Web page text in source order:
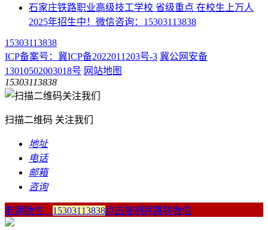
石家庄铁路职业高级技工学校 省级重点 在校生上万人
2025年招生中！微信咨询：15303113838
15303113838
ICP备案号：冀ICP备2022011203号-3 冀公网安备
13010502003018号 网站地图
15303113838
扫描二维码 关注我们
地址
电话
邮箱
咨询
老师微信： 15303113838点击复制并跳转微信